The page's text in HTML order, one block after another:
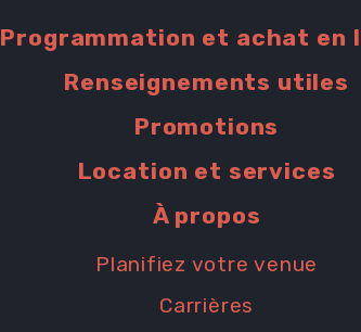
Programmation et achat en
Renseignements utiles
Promotions
Location et services
À propos
Planifiez votre venue
Carrières